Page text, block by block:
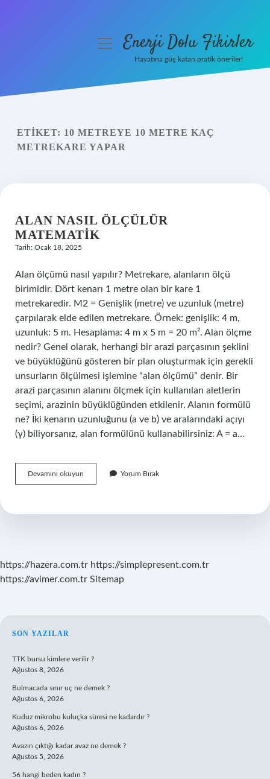
Yasal Uyarı
menüyüEnerji Dolu Fikirler
Hayatına güç katan pratik öneriler!
ETIKET: 10 METREYE 10 METRE KAÇ
METREKARE YAPAR
ALAN NASIL ÖLÇÜLÜR
MATEMATIK
Tarih: Ocak 18, 2025
Alan ölçümü nasıl yapılır? Metrekare, alanların ölçü
birimidir. Dört kenarı 1 metre olan bir kare 1
metrekaredir. M2 = Genişlik (metre) ve uzunluk (metre)
çarpılarak elde edilen metrekare. Örnek: genişlik: 4 m,
uzunluk: 5 m. Hesaplama: 4 m x 5 m = 20 m². Alan ölçme
nedir? Genel olarak, herhangi bir arazi parçasının şeklini
ve büyüklüğünü gösteren bir plan oluşturmak için gerekli
unsurların ölçülmesi işlemine “alan ölçümü” denir. Bir
arazi parçasının alanını ölçmek için kullanılan aletlerin
seçimi, arazinin büyüklüğünden etkilenir. Alanın formülü
ne? İki kenarın uzunluğunu (a ve b) ve aralarındaki açıyı
(γ) biliyorsanız, alan formülünü kullanabilirsiniz: A = a…
Devamını okuyun
Nasıl
Yorum Bırak
https://hazera.com.tr https://simplepresent.com.tr
https://avimer.com.tr Sitemap
SIDEBAR
SON YAZILAR
TTK bursu kimlere verilir ?
Ağustos 8, 2026
Bulmacada sınır uç ne demek ?
Ağustos 6, 2026
Kuduz mikrobu kuluçka süresi ne kadardır ?
Ağustos 6, 2026
Avazın çıktığı kadar avaz ne demek ?
Ağustos 5, 2026
56 hangi beden kadın ?